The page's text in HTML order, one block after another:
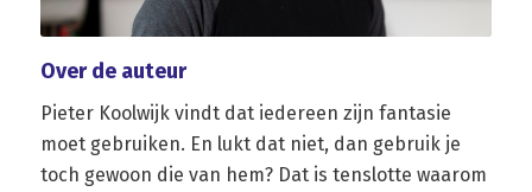
Over de auteur
Pieter Koolwijk vindt dat iedereen zijn fantasie
moet gebruiken. En lukt dat niet, dan gebruik je
toch gewoon die van hem? Dat is tenslotte waarom